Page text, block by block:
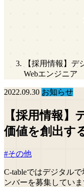
【採用情報】
Webエンジニア
2022.09.30 お知らせ
【採用情報
価値を創出す
#その他
C-tableではデジタル
ンバーを募集していま